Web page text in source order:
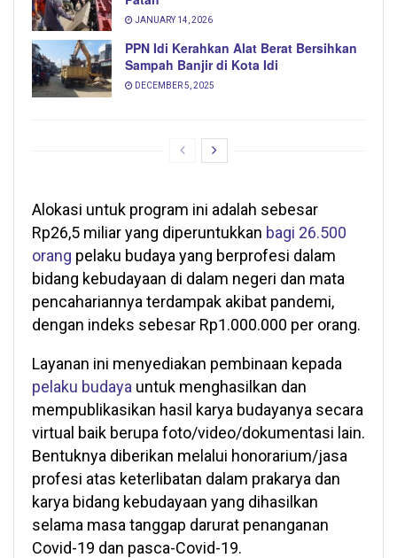
JANUARY 14, 2026
PPN Idi Kerahkan Alat Berat Bersihkan
Sampah Banjir di Kota Idi
DECEMBER 5, 2025
Alokasi untuk program ini adalah sebesar
Rp26,5 miliar yang diperuntukkan bagi 26.500
orang pelaku budaya yang berprofesi dalam
bidang kebudayaan di dalam negeri dan mata
pencahariannya terdampak akibat pandemi,
dengan indeks sebesar Rp1.000.000 per orang.
Layanan ini menyediakan pembinaan kepada
pelaku budaya untuk menghasilkan dan
mempublikasikan hasil karya budayanya secara
virtual baik berupa foto/video/dokumentasi lain.
Bentuknya diberikan melalui honorarium/jasa
profesi atas keterlibatan dalam prakarya dan
karya bidang kebudayaan yang dihasilkan
selama masa tanggap darurat penanganan
Covid-19 dan pasca-Covid-19.